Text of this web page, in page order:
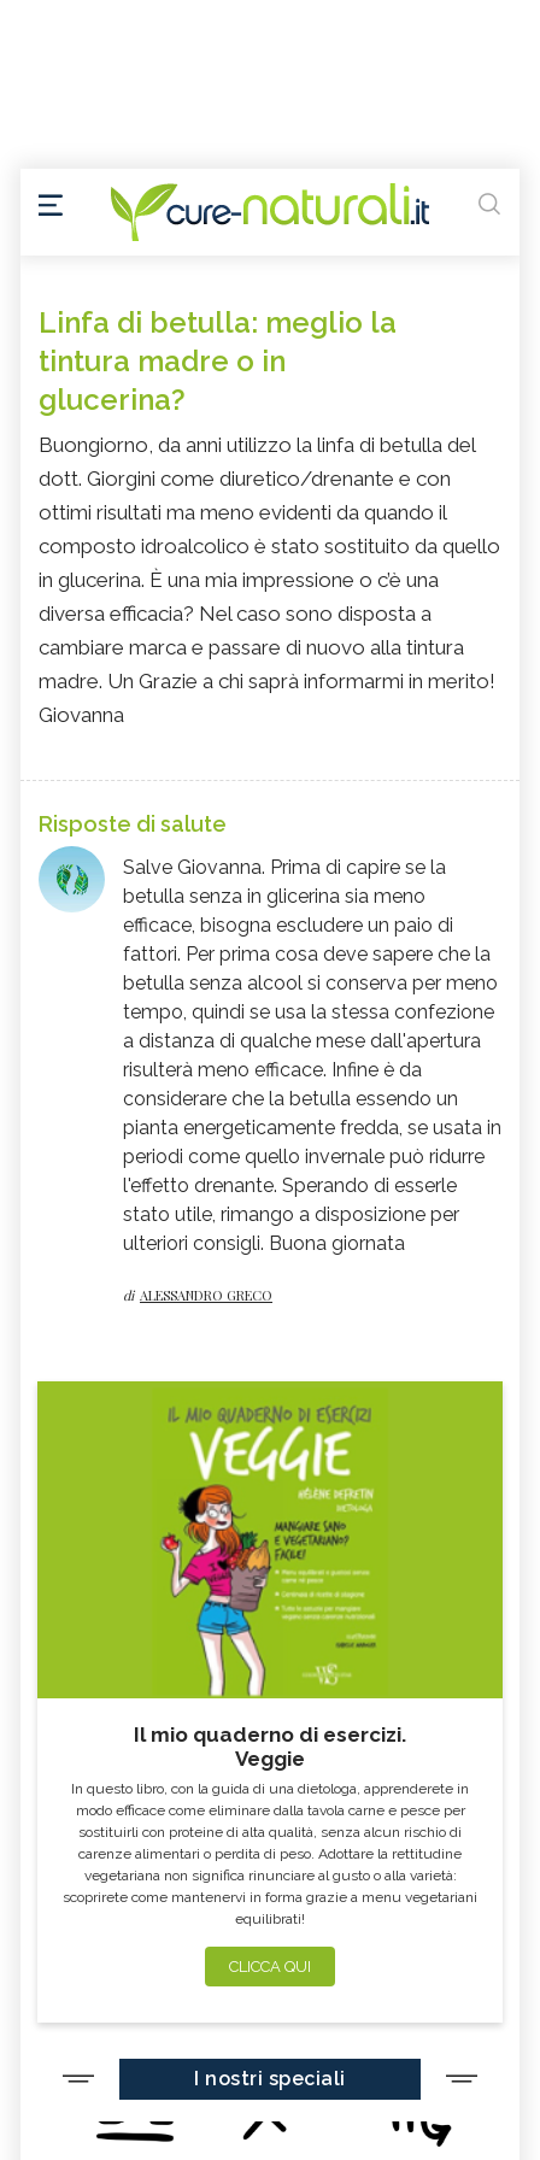
Linfa di betulla: meglio la
tintura madre o in
glucerina?
Buongiorno, da anni utilizzo la linfa di betulla del
dott. Giorgini come diuretico/drenante e con
ottimi risultati ma meno evidenti da quando il
composto idroalcolico è stato sostituito da quello
in glucerina. È una mia impressione o c’è una
diversa efficacia? Nel caso sono disposta a
cambiare marca e passare di nuovo alla tintura
madre. Un Grazie a chi saprà informarmi in merito!
Giovanna
Risposte di salute
Salve Giovanna. Prima di capire se la
betulla senza in glicerina sia meno
efficace, bisogna escludere un paio di
fattori. Per prima cosa deve sapere che la
betulla senza alcool si conserva per meno
tempo, quindi se usa la stessa confezione
a distanza di qualche mese dall'apertura
risulterà meno efficace. Infine è da
considerare che la betulla essendo un
pianta energeticamente fredda, se usata in
periodi come quello invernale può ridurre
l'effetto drenante. Sperando di esserle
stato utile, rimango a disposizione per
ulteriori consigli. Buona giornata
di ALESSANDRO GRECO
Il mio quaderno di esercizi.
Veggie
In questo libro, con la guida di una dietologa, apprenderete in
modo efficace come eliminare dalla tavola carne e pesce per
sostituirli con proteine di alta qualità, senza alcun rischio di
carenze alimentari o perdita di peso. Adottare la rettitudine
vegetariana non significa rinunciare al gusto o alla varietà:
scoprirete come mantenervi in forma grazie a menu vegetariani
equilibrati!
CLICCA QUI
I nostri speciali